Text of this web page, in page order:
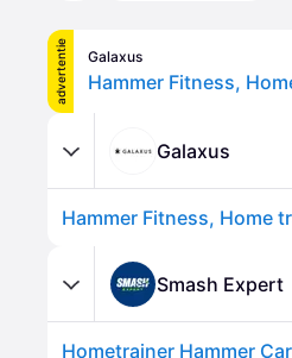
advertentie Galaxus
Hammer Fitness,
Galaxus
Hammer Fitness, Home
Smash Expert
Hometrainer Hammer